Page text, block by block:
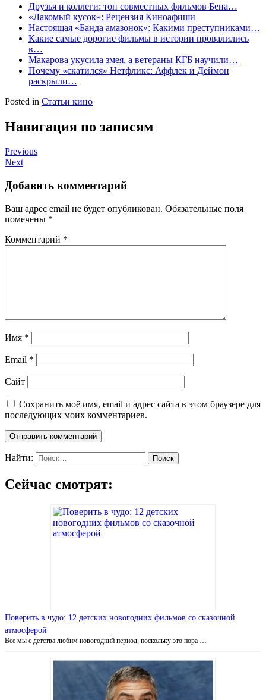
Друзья и коллеги: топ совместных фильмов Бена…
«Лакомый кусок»: Рецензия Киноафиши
Настоящая «Банда амазонок»: Какими преступниками…
Какие самые дорогие фильмы в истории провалились
в…
Макарова укусила змея, а ветераны КГБ научили…
Почему «скатился» Нетфликс: Аффлек и Деймон
раскрыли…
Posted in Статьи кино
Навигация по записям
Previous
Next
Добавить комментарий
Ваш адрес email не будет опубликован. Обязательные поля
помечены *
Комментарий *
Имя *
Email *
Сайт
Сохранить моё имя, email и адрес сайта в этом браузере для
последующих моих комментариев.
Найти:
Сейчас смотрят:
Поверить в чудо: 12 детских новогодних фильмов со сказочной
атмосферой
Все мы с детства любим новогодний период, поскольку это пора …